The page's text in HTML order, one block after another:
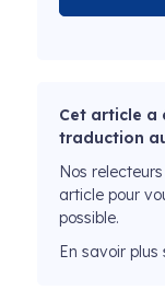
Cet article a
traduction
Nos
article pour
possible.
En savoir plus